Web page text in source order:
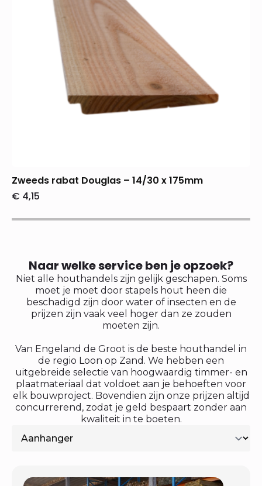
Zweeds rabat Douglas – 14/30 x 175mm
€ 4,15
Naar welke service ben je opzoek?
Niet alle houthandels zijn gelijk geschapen. Soms
moet je moet door stapels hout heen die
beschadigd zijn door water of insecten en de
prijzen zijn vaak veel hoger dan ze zouden
moeten zijn.
Van Engeland de Groot is de beste houthandel in
de regio Loon op Zand. We hebben een
uitgebreide selectie van hoogwaardig timmer- en
plaatmateriaal dat voldoet aan je behoeften voor
elk bouwproject. Bovendien zijn onze prijzen altijd
concurrerend, zodat je geld bespaart zonder aan
kwaliteit in te boeten.